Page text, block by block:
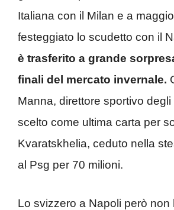
Italiana con il Milan e a
festeggiato lo scudetto con il
è trasferito a grande
finali del mercato invernale.
Manna, direttore sportivo
scelto come ultima carta per
Kvaratskhelia, ceduto nella
al Psg per 70 milioni.
Lo svizzero a Napoli però non